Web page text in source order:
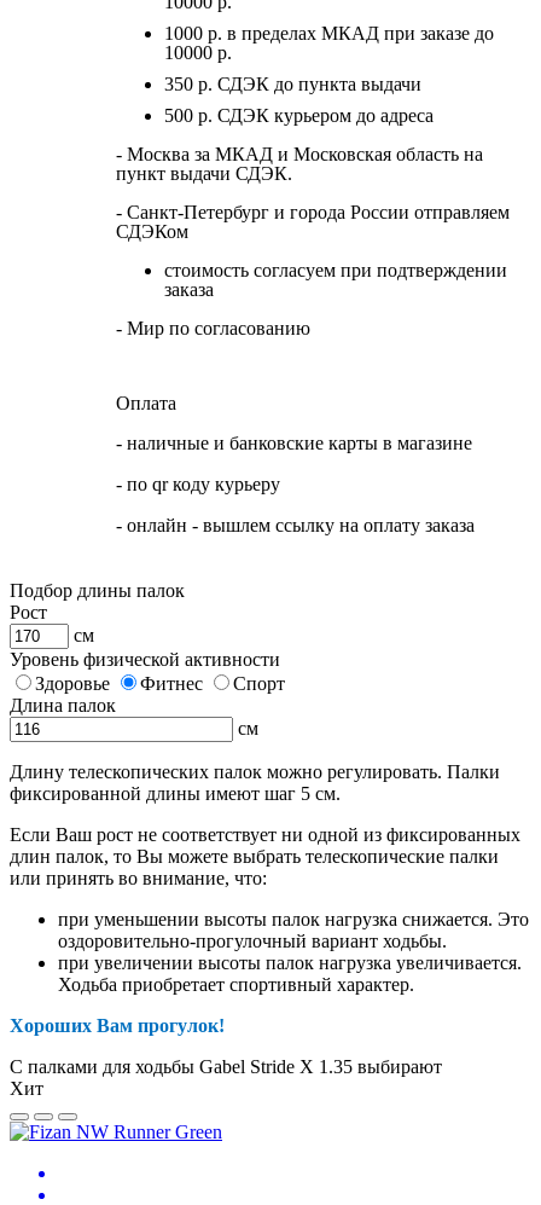
1000 р. в пределах МКАД при заказе до
10000 р.
350 р. СДЭК до пункта выдачи
500 р. СДЭК курьером до адреса
- Москва за МКАД и Московская область на
пункт выдачи СДЭК.
- Санкт-Петербург и города России отправляем
СДЭКом
стоимость согласуем при подтверждении
заказа
- Мир по согласованию
Оплата
- наличные и банковские карты в магазине
- по qr коду курьеру
- онлайн - вышлем ссылку на оплату заказа
Подбор длины палок
Рост
см
Уровень физической активности
Здоровье
Фитнес
Спорт
Длина палок
см
Длину телескопических палок можно регулировать. Палки
фиксированной длины имеют шаг 5 см.
Если Ваш рост не соответствует ни одной из фиксированных
длин палок, то Вы можете выбрать телескопические палки
или принять во внимание, что:
при уменьшении высоты палок нагрузка снижается. Это
оздоровительно-прогулочный вариант ходьбы.
при увеличении высоты палок нагрузка увеличивается.
Ходьба приобретает спортивный характер.
Хороших Вам прогулок!
С палками для ходьбы Gabel Stride X 1.35 выбирают
Хит